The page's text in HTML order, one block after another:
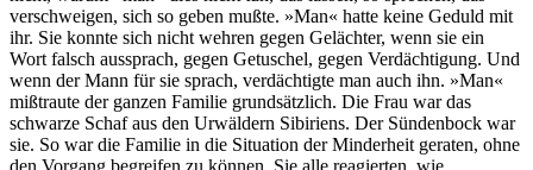
verschweigen, sich so geben mußte. »Man« hatte keine Geduld mit
ihr. Sie konnte sich nicht wehren gegen Gelächter, wenn sie ein
Wort falsch aussprach, gegen Getuschel, gegen Verdächtigung. Und
wenn der Mann für sie sprach, verdächtigte man auch ihn. »Man«
mißtraute der ganzen Familie grundsätzlich. Die Frau war das
schwarze Schaf aus den Urwäldern Sibiriens. Der Sündenbock war
sie. So war die Familie in die Situation der Minderheit geraten, ohne
den Vorgang begreifen zu können. Sie alle reagierten, wie